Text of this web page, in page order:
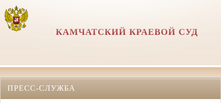
КАМЧАТСКИЙ КРАЕВОЙ СУД
ПРЕСС-СЛУЖБА